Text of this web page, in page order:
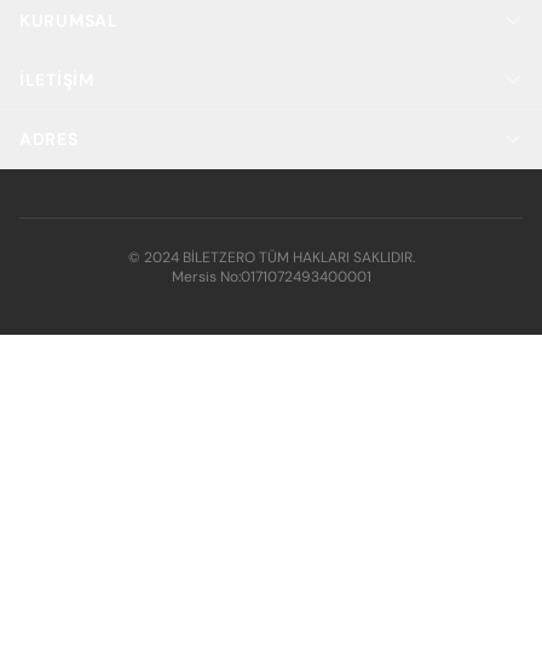
© 2024 BİLETZERO TÜM HAKLARI SAKLIDIR.
Mersis No:0171072493400001